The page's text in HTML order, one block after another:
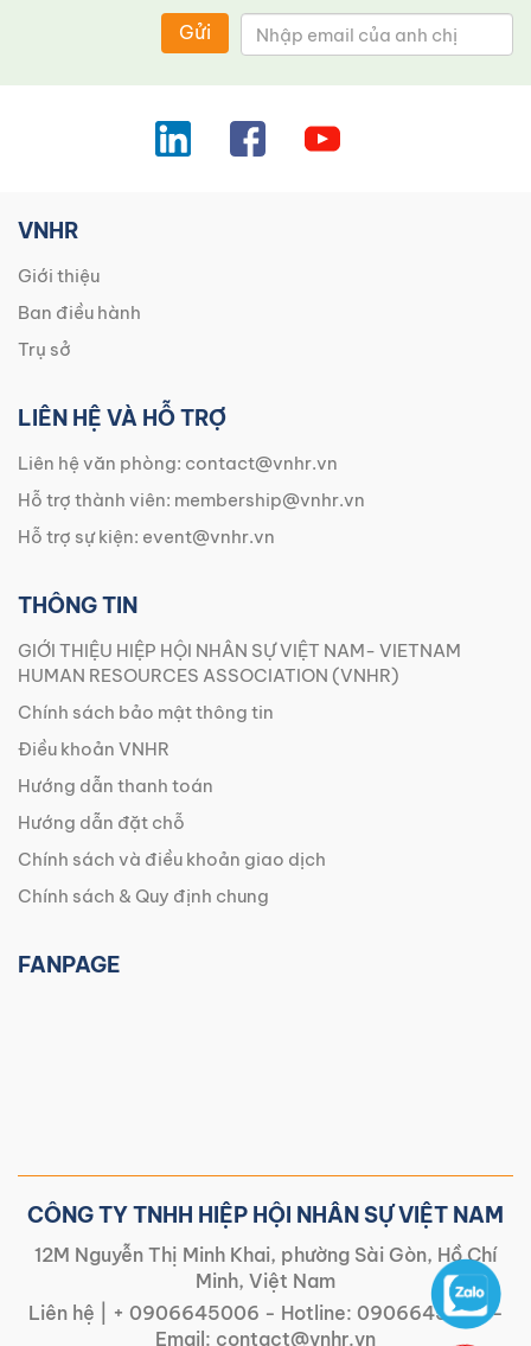
Gửi
VNHR
Giới thiệu
Ban điều hành
Trụ sở
LIÊN HỆ VÀ HỖ TRỢ
Liên hệ văn phòng: contact@vnhr.vn
Hỗ trợ thành viên: membership@vnhr.vn
Hỗ trợ sự kiện: event@vnhr.vn
THÔNG TIN
GIỚI THIỆU HIỆP HỘI NHÂN SỰ VIỆT NAM- VIETNAM
HUMAN RESOURCES ASSOCIATION (VNHR)
Chính sách bảo mật thông tin
Điều khoản VNHR
Hướng dẫn thanh toán
Hướng dẫn đặt chỗ
Chính sách và điều khoản giao dịch
Chính sách & Quy định chung
FANPAGE
CÔNG TY TNHH HIỆP HỘI NHÂN SỰ VIỆT NAM
12M Nguyễn Thị Minh Khai, phường Sài Gòn, Hồ Chí
Minh, Việt Nam
Liên hệ |
+ 0906645006 - Hotline: 0906645006-
Email: contact@vnhr.vn